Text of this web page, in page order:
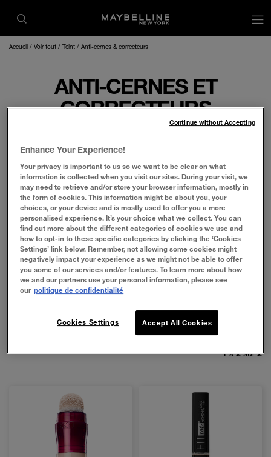
Accueil Voir tout Teint Anti-cernes & correcteurs
ANTI-CERNES ET
CORRECTEURS
Que tu sois à la recherche du meilleur correcteur
pour cacher tes cernes ou que tu souhaites
mettre en valeur tes plus beaux traits, Maybelline
a ce qu'il te faut. Notre gamme de teintes et de
formules fonctionne avec ou sans fond de teint
pour un look frais et un effet bonne mine dès le
réveil.
FILTRER
1à2sur2
Enhance Your Experience!
Your privacy is important to us so we want to be clear on what
information is collected when you visit our sites. During your visit, we
may need to retrieve and/or store your browser information, mostly in
the form of cookies. This information might be about you, your
choices, or your device and is mostly used to offer you a more
personalised experience. It’s your choice what we collect. You can
find out more about the different categories of cookies we use and
how to opt-in to these specific categories by clicking the ‘Cookies
Settings’ link below. Remember, not allowing some cookies might
negatively impact your experience as we might not be able to offer
you some of our services and/or features. To learn more about how
we and our partners use your personal information, please see
our politique de confidentialité
Accept All Cookies
Cookies Settings
Continue without Accepting